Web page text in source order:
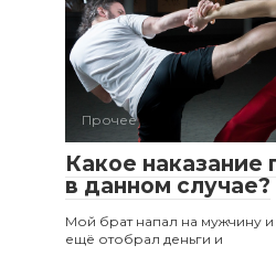
Прочее
Какое наказание
в данном случае?
Мой брат напал на мужчину
ещё отобрал деньги и